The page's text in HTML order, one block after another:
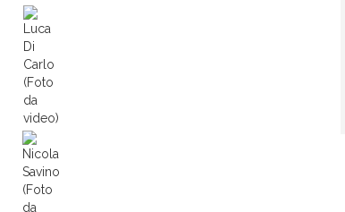
Luca
Di
Carlo
(Foto
da
video)
Nicola
Savino
(Foto
da